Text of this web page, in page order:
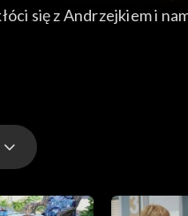
się z Andrzejkiem i
odłożyć rozwód i